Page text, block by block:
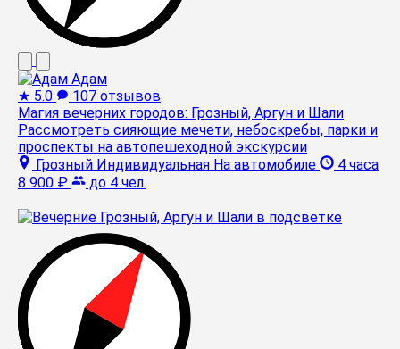
Адам
★ 5.0
107 отзывов
Магия вечерних городов: Грозный, Аргун и Шали
Рассмотреть сияющие мечети, небоскребы, парки и
проспекты на автопешеходной экскурсии
Грозный Индивидуальная На автомобиле
4 часа
8 900 ₽
до 4 чел.